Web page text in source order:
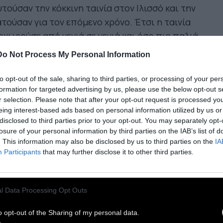
Not Process My Personal Information
opt-out of the sale, sharing to third parties, or processing of your
for targeted advertising by us, please use the below opt-out
selection. Please note that after your opt-out request is processed
interest-based ads based on personal information utilized by us
to third parties prior to your opt-out. You may separately
of your personal information by third parties on the IAB’s list of
This information may also be disclosed by us to third parties on the
Participants that may further disclose it to other third parties.
Data Processing Opt Outs
opt-out of the Sharing of my personal data.
την κόκκινη ταινία στον Ιλισσό και την
για τον επόμενο χρόνο. Έτσι η ταινία
από γενιά σε γενιά και όσο πιο παλιά
τόσο πιο τυχερή τη θεωρούσαν.
φτιάχνεται την τελευταία ημέρα του
και φοριέται από την 1 έως τις 31
στον καρπό του χεριού και είναι
από στριμμένη άσπρη και κόκκινη
Πρόκειται για ένα έθιμο σύμφωνα με το
αυτός που φορά τον Μάρτη -κυρίως τα
να μην τον κάψει ο ήλιος», ή για να «μην τον
ο ήλιος».
περιοχές της Ελλάδας κρεμούσαν την